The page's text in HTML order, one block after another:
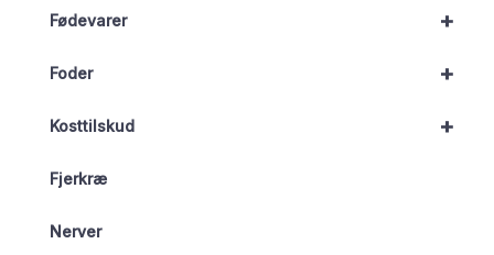
+
Fødevarer
+
Foder
+
Kosttilskud
Fjerkræ
Nerver